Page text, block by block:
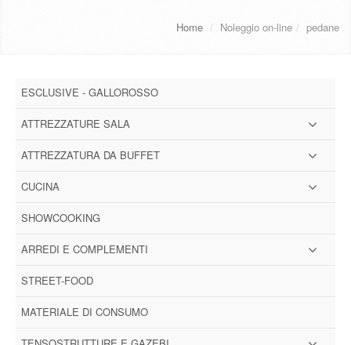
CONTATTI
LOGIN
REGISTRATI
Home / Noleggio on-line / pedane
ESCLUSIVE - GALLOROSSO
ATTREZZATURE SALA
ATTREZZATURA DA BUFFET
CUCINA
SHOWCOOKING
ARREDI E COMPLEMENTI
STREET-FOOD
MATERIALE DI CONSUMO